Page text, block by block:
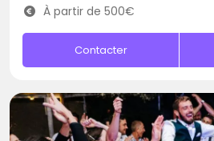
À partir de 500€
Contacter